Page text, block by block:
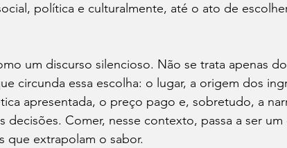
política e culturalmente, até o ato de
um discurso silencioso. Não se trata apenas
circunda essa escolha: o lugar, a origem dos
apresentada, o preço pago e, sobretudo, a
decisões. Comer, nesse contexto, passa a ser
que extrapolam o sabor.